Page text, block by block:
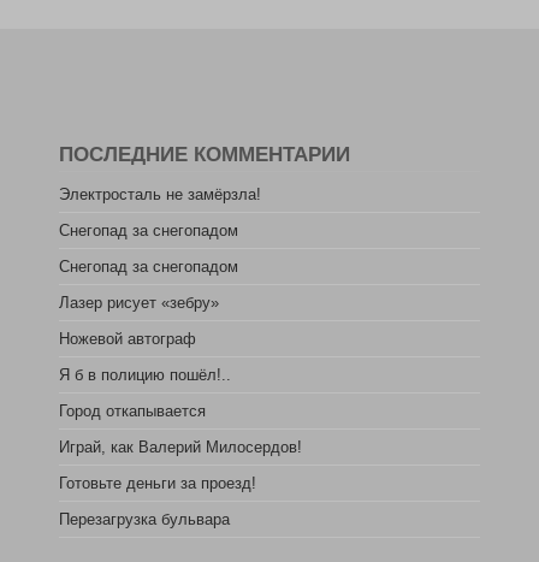
ПОСЛЕДНИЕ КОММЕНТАРИИ
Электросталь не замёрзла!
Снегопад за снегопадом
Снегопад за снегопадом
Лазер рисует «зебру»
Ножевой автограф
Я б в полицию пошёл!..
Город откапывается
Играй, как Валерий Милосердов!
Готовьте деньги за проезд!
Перезагрузка бульвара